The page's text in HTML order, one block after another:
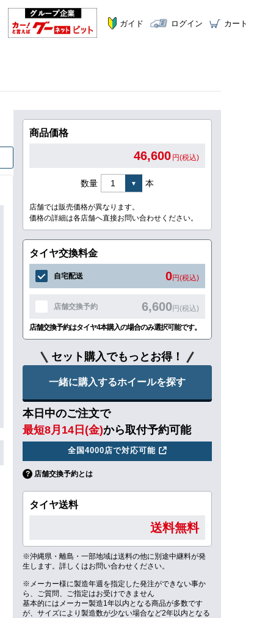
ガイド ログイン カート
商品価格
46,600 円(税込)
数量 本
店舗では販売価格が異なります。
価格の詳細は各店舗へ直接お問い合わせください。
タイヤ交換料金
自宅配送 0円(税込)
店舗交換予約 6,600円(税込)
店舗交換予約はタイヤ4本購入の場合のみ選択可能です。
セット購入でもっとお得！
一緒に購入するホイールを探す
本日中のご注文で
最短8月14日(金)から取付予約可能
全国4000店で対応可能
店舗交換予約とは
タイヤ送料
送料無料
※沖縄県・離島・一部地域は送料の他に別途中継料が発
生します。詳しくはお問い合わせください。
※メーカー様に製造年週を指定した発注ができない事か
ら、ご質問、ご指定はお受けできません
基本的にはメーカー製造1年以内となる商品が多数です
が、サイズにより製造数が少ない場合など2年以内となる